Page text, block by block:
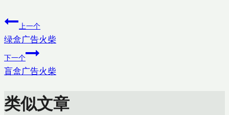
上一个
绿盒广告火柴
下一个
盲盒广告火柴
类似文章